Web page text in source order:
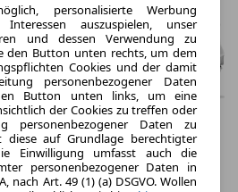
personalisierte Werbung
auszuspielen, unser
und dessen Verwendung zu
den Button unten rechts, um dem
Cookies und der damit
personenbezogener Daten
Button unten links, um eine
der Cookies zu treffen oder
personenbezogener Daten zu
diese auf Grundlage berechtigter
Einwilligung umfasst auch die
personenbezogener Daten in
nach Art. 49 (1) (a) DSGVO. Wollen